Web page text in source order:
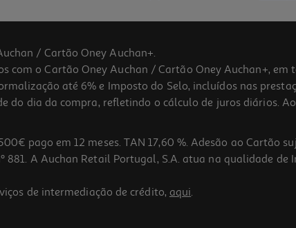
/ Cartão Oney Auchan+.
com o Cartão Oney Auchan / Cartão Oney Auchan+,
até 6% e Imposto do Selo, incluídos nas
do dia da compra, refletindo o cálculo de juros diários.
pago em 12 meses. TAN 17,60 %. Adesão ao Cartão
881. A Auchan Retail Portugal, S.A. atua na qualidade
de intermediação de crédito, aqui.